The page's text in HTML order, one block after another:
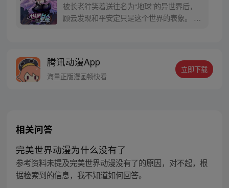
被长老狞笑着送往名为“地球”的异世界后，
顾云发现和平安定只是这个世界的表象。 恶
不能寐的都市传说诞生了 《这个世界过于危
险》每周三、六双更，读者群：561675062
腾讯动漫App
海量正版漫画畅快看
立即下载
相关问答
完美世界动漫为什么没有了
参考资料未提及完美世界动漫没有了的原因，对不起，根
据检索到的信息，我不知道如何回答。